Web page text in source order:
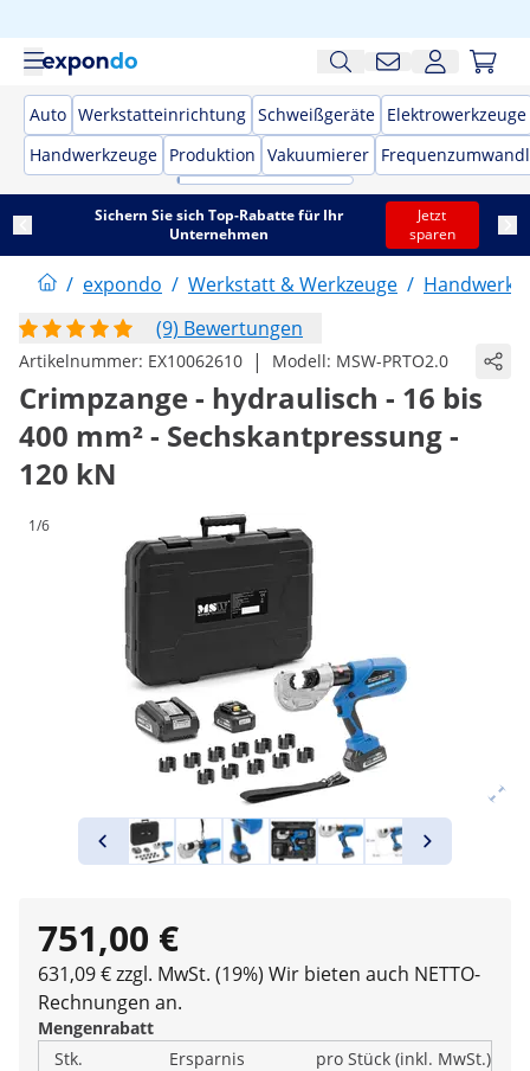
Auto Werkstatteinrichtung Schweißgeräte Elektrowerkzeuge
Handwerkzeuge Produktion Vakuumierer
Sichern Sie sich Top-Rabatte für Ihr
Unternehmen
Jetzt
sparen
/ expondo / Werkstatt & Werkzeuge /
(9) Bewertungen
Artikelnummer: EX10062610 | Modell: MSW-PRTO2.0
Crimpzange - hydraulisch - 16 bis
400 mm² - Sechskantpressung -
120 kN
1/6
751,00 €
631,09 € zzgl. MwSt. (19%) Wir bieten auch NETTO-
Rechnungen an.
Mengenrabatt
Stk.
Ersparnis
pro Stück (inkl. MwSt.)